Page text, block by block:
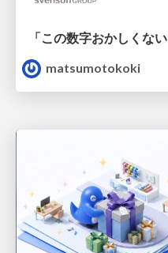
matsumotokoki